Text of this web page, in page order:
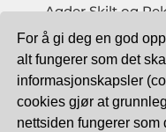
For å gi deg en god
alt fungerer som det
informasjonskapsler
cookies gjør at
nettsiden fungerer som
Agder Skilt og
Org. nr: 997 633
Tlf: 959 32 123
09.00 - 16.00